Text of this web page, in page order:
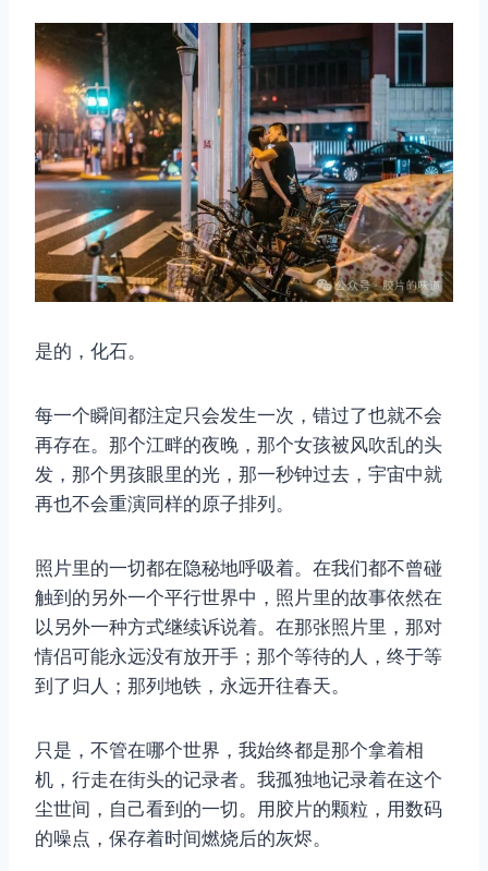
是的，化石。
每一个瞬间都注定只会发生一次，错过了也就不会
再存在。那个江畔的夜晚，那个女孩被风吹乱的头
发，那个男孩眼里的光，那一秒钟过去，宇宙中就
再也不会重演同样的原子排列。
照片里的一切都在隐秘地呼吸着。在我们都不曾碰
触到的另外一个平行世界中，照片里的故事依然在
以另外一种方式继续诉说着。在那张照片里，那对
情侣可能永远没有放开手；那个等待的人，终于等
到了归人；那列地铁，永远开往春天。
只是，不管在哪个世界，我始终都是那个拿着相
机，行走在街头的记录者。我孤独地记录着在这个
尘世间，自己看到的一切。用胶片的颗粒，用数码
的噪点，保存着时间燃烧后的灰烬。